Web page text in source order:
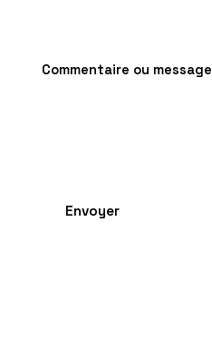
Commentaire ou message
Envoyer